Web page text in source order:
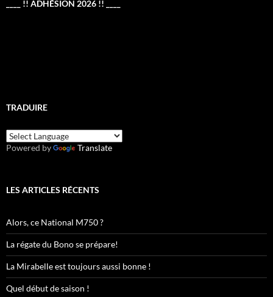
____ !! ADHÉSION 2026 !! ____
TRADUIRE
Powered by Translate
LES ARTICLES RÉCENTS
Alors, ce National M750 ?
La régate du Bono se prépare!
La Mirabelle est toujours aussi bonne !
Quel début de saison !